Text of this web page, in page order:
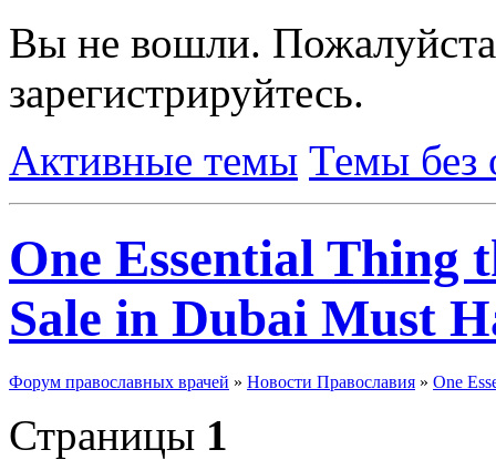
Вы не вошли.
зарегистрируйтесь.
Активные темы Темы без
One Essential
Sale in Dubai Must
Форум православных врачей » Новости Православия » One
Страницы 1